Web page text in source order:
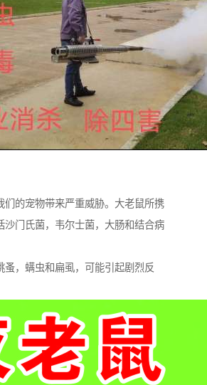
们的宠物带来严重威胁。大老鼠所携
沙门氏菌，韦尔士菌，大肠和结合病
蚤，螨虫和扁虱，可能引起剧烈反